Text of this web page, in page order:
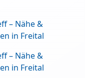
– Nähe &
in Freital
– Nähe &
in Freital